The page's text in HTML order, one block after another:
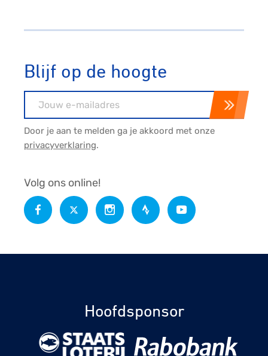
Blijf op de hoogte
Door je aan te melden ga je akkoord met onze
privacyverklaring.
Volg ons online!
Hoofdsponsor